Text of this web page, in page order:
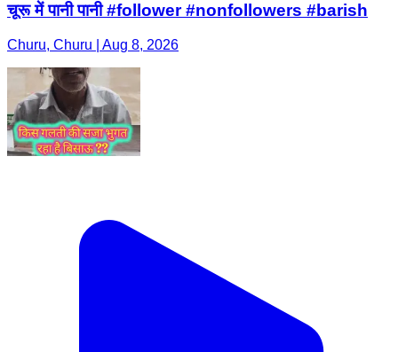
चूरू में पानी पानी #follower #nonfollowers #barish
Churu, Churu | Aug 8, 2026